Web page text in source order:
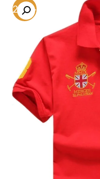
-72.5%